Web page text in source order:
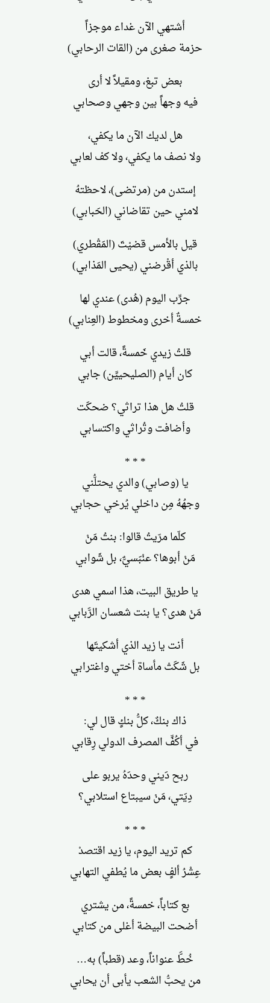
أشتهي الآن غداء موجزاً
حزمة صغرى من (القات الرحابي)
بعض تبغ، ومقيلاً لا أرى
فيه وجهاً بين وجهي وصحابي
هل لديك الآن ما يكفي،
ولا نصف ما يكفي، ولا كف لعابي
إستدن من (مرتضى)، لاحظتهُ
لامني حين تقاضاني (الحَبابي)
قيل بالأمس قضيْتَ (المَقْطري)
بالذي أقْرضني (يحيى المَذابي)
جرِّب اليوم (هُدى) عندي لها
خمسةٌ أخرى ومخطوط (العِنابي)
قلتُ زيدي خَمسةً، قالت أبي
كان أيام (الصليحييِّن) جابي
قلتُ هل هذا تراثي؟ ضحكَت
وأضافت وتُراثي واكتسابي
* * *
يا (وصابي) والدي يحتلُّني
وجهُهُ مِن داخلي يُرخي حجابي
كلّما مرّيتُ قالوا: بنتُ مَنْ
مَنْ أبوها؟ عنْبَسيٌّ، بل شَوابي
يا طريق البيت، هذا اسمي هدى
مَنْ هدى؟ يا بنت شعسان الرَّبابي
أنت يا زيد الذي أشكيتَها
بل شَكَتْ مأساة أختي واغترابي
* * *
ذاك بنكٌ، كلُّ بنكٍ قال لي:
في أكُفِّ المصرف الدولي رِقابي
ربح دَيني وحدَهُ يربو على
دِيَتي، مَنْ سيبتاع استلابي؟
* * *
كم تريد اليوم، يا زيد اقتصدْ
عِشْرُ ألفٍ بعض ما يُطفي التهابي
بع كتاباً، خمسةً، من يشتري
أضحت البيضة أغلى من كتابي
خُطَّ عنواناً، وعد (قطباً) به…
من يحبُّ الشعب يأبى أن يحابي